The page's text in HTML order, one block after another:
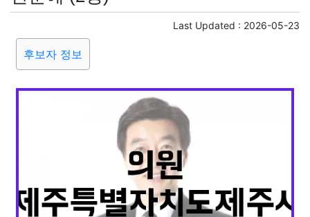
게임 스포츠
맛집 IT 컴퓨터 기술 종교 사회 정치 건강
마케팅 부동산
Last Updated : 2026-05-23
후보자 정보